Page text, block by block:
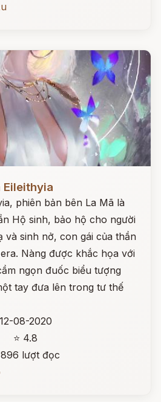
Eileithyia
phiên bản bên La Mã là
Hộ sinh, bảo hộ cho người
và sinh nở, con gái của thần
Nàng được khắc họa với
ngọn đuốc biểu tượng
tay đưa lên trong tư thế
12-08-2020
⭐ 4.8
lượt đọc